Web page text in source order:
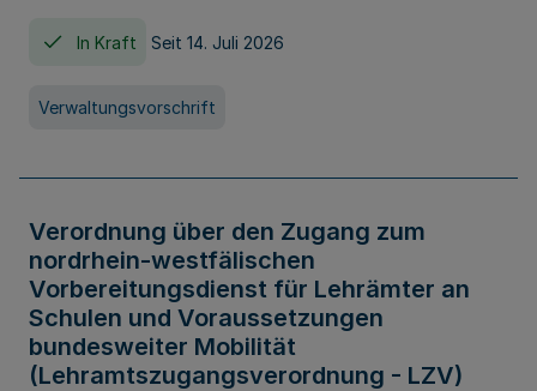
In Kraft Seit 14. Juli 2026
Verwaltungsvorschrift
Verordnung über den Zugang zum
nordrhein-westfälischen
Vorbereitungsdienst für Lehrämter an
Schulen und Voraussetzungen
bundesweiter Mobilität
(Lehramtszugangsverordnung - LZV)